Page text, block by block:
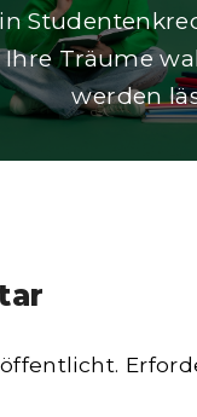
Ihre Träume
werden